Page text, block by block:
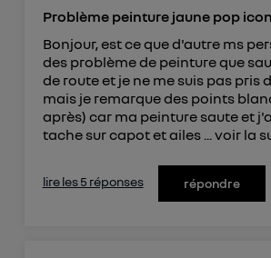
Problème peinture jaune pop
Bonjour, est ce que d'autre ms
des problème de peinture que
de route et je ne me suis pas pris
mais je remarque des points
après) car ma peinture saute et
tache sur capot et ailes ...voir la
lire les 5 réponses répondre